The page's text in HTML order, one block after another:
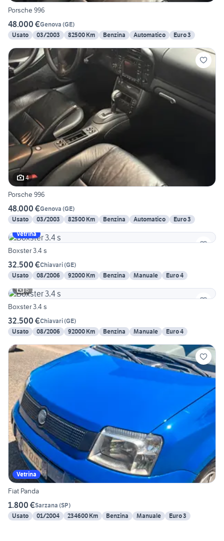
Porsche 996
48.000 €Genova (GE)
Usato
03/2003 82500 Km Benzina Automatico Euro 3
4
Porsche 996
48.000 €Genova (GE)
Usato
03/2003 82500 Km Benzina Automatico
Euro 3
Vetrina
Boxster 3.4 s
32.500 €Chiavari(GE)
Usato
08/2006 92000 Km Benzina Manuale
Euro 4
6
Boxster 3.4 s
32.500 €Chiavari(GE)
Usato
08/2006 92000 Km Benzina Manuale Euro 4
Vetrina
Fiat Panda
1.800 €Sarzana (SP)
Usato
01/2004 234600 Km Benzina Manuale Euro 3